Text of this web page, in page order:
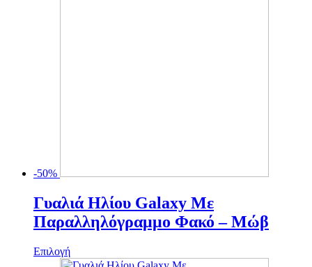
-50%
Γυαλιά Ηλίου Galaxy Mε
Παραλληλόγραμμο Φακό – Μώβ
ΕπιλογήΑυτό
το